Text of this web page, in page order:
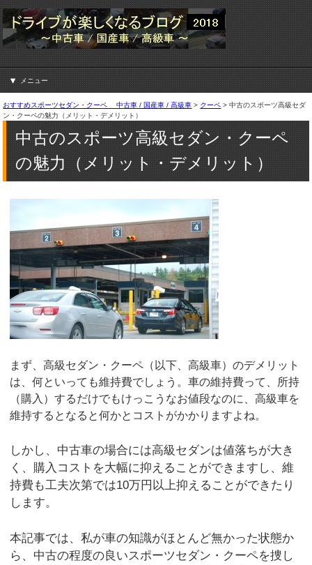
メニュー
おすすめスポーツセダン・クーペ 中古車 / 国産車 / 高級車 > クーペ >中古のスポーツ高級セダ
ン・クーペの魅力（メリット・デメリット）
中古のスポーツ高級セダン・クーペ
の魅力（メリット・デメリット）
まず、高級セダン・クーペ（以下、高級車）のデメリット
は、何といっても維持費でしょう。車の維持費って、所持
（購入）するだけでもけっこうなお値段なのに、高級車を
維持するとなると何かとコストがかかりますよね。
しかし、中古車の場合には高級セダンは値落ちが大き
く、購入コストを大幅に抑えることができますし、維
持費も工夫次第では10万円以上抑えることができたり
します。
本記事では、私が車の知識がほとんど無かった状態か
ら、中古の程度の良いスポーツセダン・クーペを捜し